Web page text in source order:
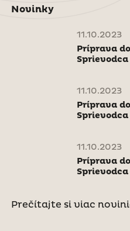
Novinky
11.10.2023
Príprava
11.10.2023
Príprava
11.10.2023
Príprava
Prečítajte si viac